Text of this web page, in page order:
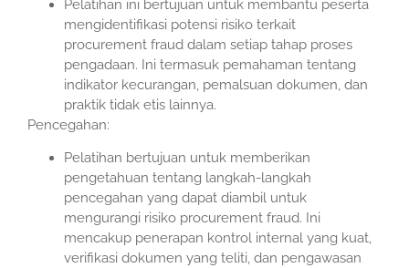
Pelatihan ini bertujuan untuk membantu peserta
mengidentifikasi potensi risiko terkait
procurement fraud dalam setiap tahap proses
pengadaan. Ini termasuk pemahaman tentang
indikator kecurangan, pemalsuan dokumen, dan
praktik tidak etis lainnya.
Pencegahan:
Pelatihan bertujuan untuk memberikan
pengetahuan tentang langkah-langkah
pencegahan yang dapat diambil untuk
mengurangi risiko procurement fraud. Ini
mencakup penerapan kontrol internal yang kuat,
verifikasi dokumen yang teliti, dan pengawasan